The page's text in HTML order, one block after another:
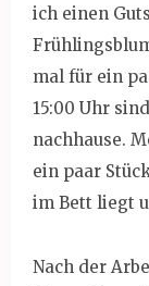
ich einen
mal für ein
15:00 Uhr
nachhause.
ein paar
im Bett liegt
Nach der